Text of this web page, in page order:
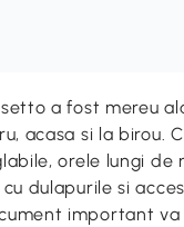
a fost mereu
acasa si la birou.
orele lungi de
cu dulapurile si
important